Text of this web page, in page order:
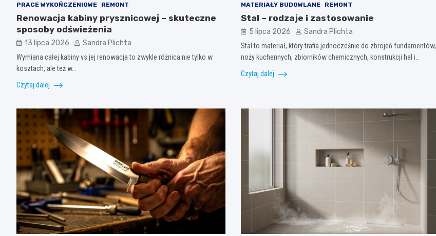
PRACE WYKOŃCZENIOWE REMONT
Renowacja kabiny prysznicowej – skuteczne
sposoby odświeżenia
13 lipca 2026 Sandra Plichta
Wymiana całej kabiny vs jej renowacja to zwykle różnica nie tylko w
kosztach, ale też w…
Czytaj dalej
MATERIAŁY BUDOWLANE REMONT
Stal – rodzaje i zastosowanie
5 lipca 2026 Sandra Plichta
Stal to materiał, który trafia jednocześnie do zbrojeń fundamentów,
noży kuchennych, zbiorników chemicznych, konstrukcji hal i…
Czytaj dalej